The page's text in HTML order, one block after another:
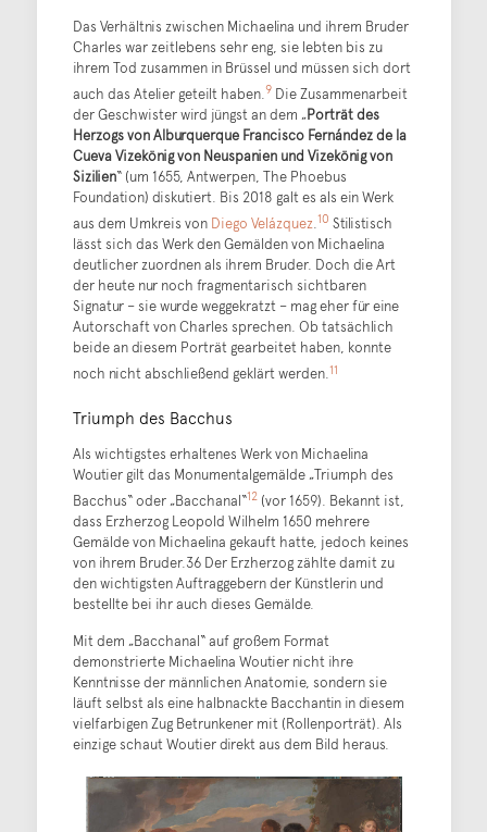
Das Verhältnis zwischen Michaelina und ihrem Bruder
Charles war zeitlebens sehr eng, sie lebten bis zu
ihrem Tod zusammen in Brüssel und müssen sich dort
auch das Atelier geteilt haben.9Die Zusammenarbeit
der Geschwister wird jüngst an dem „Porträt des
Herzogs von Alburquerque Francisco Fernández de la
Cueva Vizekönig von Neuspanien und Vizekönig von
Sizilien“ (um 1655, Antwerpen, The Phoebus
Foundation) diskutiert. Bis 2018 galt es als ein Werk
aus dem Umkreis von Diego Velázquez.10 Stilistisch
lässt sich das Werk den Gemälden von Michaelina
deutlicher zuordnen als ihrem Bruder. Doch die Art
der heute nur noch fragmentarisch sichtbaren
Signatur – sie wurde weggekratzt – mag eher für eine
Autorschaft von Charles sprechen. Ob tatsächlich
beide an diesem Porträt gearbeitet haben, konnte
noch nicht abschließend geklärt werden.11
Triumph des Bacchus
Als wichtigstes erhaltenes Werk von Michaelina
Woutier gilt das Monumentalgemälde „Triumph des
Bacchus“ oder „Bacchanal“12(vor 1659). Bekannt ist,
dass Erzherzog Leopold Wilhelm 1650 mehrere
Gemälde von Michaelina gekauft hatte, jedoch keines
von ihrem Bruder.36 Der Erzherzog zählte damit zu
den wichtigsten Auftraggebern der Künstlerin und
bestellte bei ihr auch dieses Gemälde.
Mit dem „Bacchanal“ auf großem Format
demonstrierte Michaelina Woutier nicht ihre
Kenntnisse der männlichen Anatomie, sondern sie
läuft selbst als eine halbnackte Bacchantin in diesem
vielfarbigen Zug Betrunkener mit (Rollenporträt). Als
einzige schaut Woutier direkt aus dem Bild heraus.